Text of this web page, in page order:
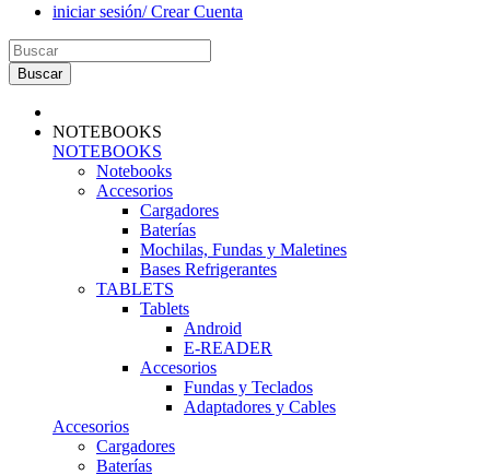
iniciar sesión/ Crear Cuenta
Buscar
NOTEBOOKS
NOTEBOOKS
Notebooks
Accesorios
Cargadores
Baterías
Mochilas, Fundas y Maletines
Bases Refrigerantes
TABLETS
Tablets
Android
E-READER
Accesorios
Fundas y Teclados
Adaptadores y Cables
Accesorios
Cargadores
Baterías